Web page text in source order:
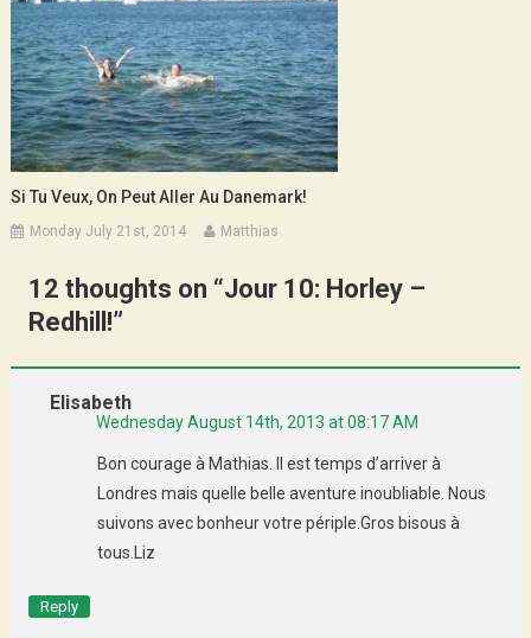
Si Tu Veux, On Peut Aller Au Danemark!
Monday July 21st, 2014 Matthias
12 thoughts on “Jour 10: Horley –
Redhill!”
Elisabeth
Wednesday August 14th, 2013 at 08:17 AM
Bon courage à Mathias. Il est temps d’arriver à
Londres mais quelle belle aventure inoubliable. Nous
suivons avec bonheur votre périple.Gros bisous à
tous.Liz
Reply